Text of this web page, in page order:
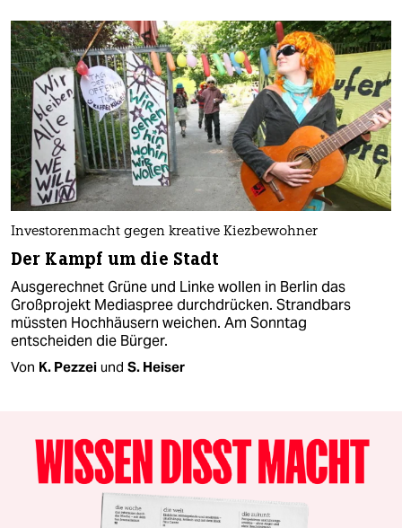
Investorenmacht gegen kreative Kiezbewohner
Der Kampf um die Stadt
Ausgerechnet Grüne und Linke wollen in Berlin das
Großprojekt Mediaspree durchdrücken. Strandbars
müssten Hochhäusern weichen. Am Sonntag
entscheiden die Bürger.
Von K. Pezzei und S. Heiser